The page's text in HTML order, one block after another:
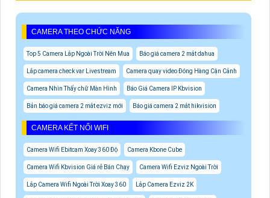
CAMERA THEO CHỨC NĂNG
Top 5 Camera Lắp Ngoài Trời Nên Mua Báo giá camera 2 mắt dahua
Lắp camera check var Livestream Camera quay video Đóng Hàng Cận Cảnh
Camera Nhìn Thấy chữ Màn Hình Báo Giá Camera IP Kbvision
Bản báo giá camera 2 mắt ezviz mới Báo giá camera 2 mắt hikvision
CAMERA KẾT NỐI WIFI
Camera Wifi Ebitcam Xoay 360 Độ Camera Kbone Cube
Camera Wifi Kbvision Giá rẻ Bán Chạy Camera Wifi Ezviz Ngoài Trời
Lắp Camera Wifi Ngoài Trời Xoay 360 Lắp Camera Ezviz 2K